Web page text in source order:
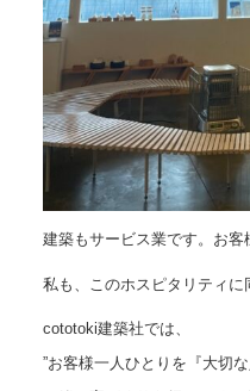
建築もサービス業です。お客
私も、このホスピタリティに
cototoki建築社では、
”お客様一人ひとりを『大切